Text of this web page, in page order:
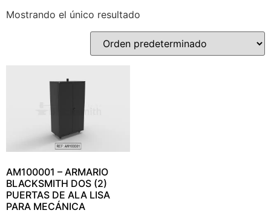
Mostrando el único resultado
AM100001 – ARMARIO
BLACKSMITH DOS (2)
PUERTAS DE ALA LISA
PARA MECÁNICA